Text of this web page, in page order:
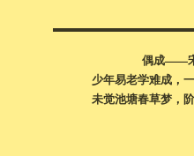
偶成——
少年易老学难成，
未觉池塘春草梦，